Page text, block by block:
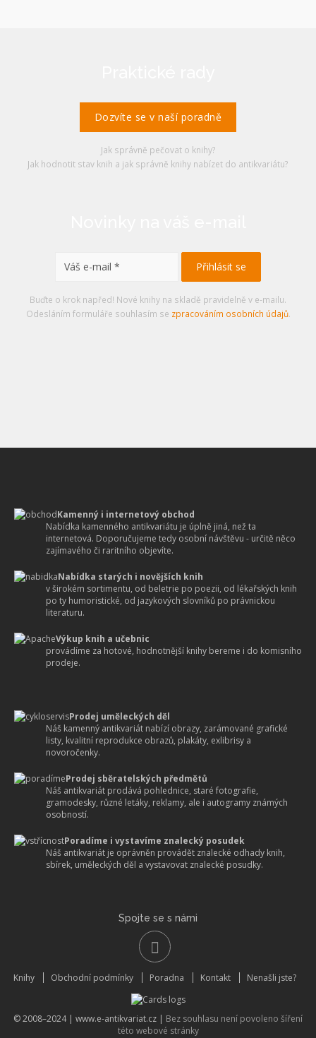
Dozvíte se v naší poradně
Jak správně pečovat o knihy?
Jak hodnotit stav knih a jak správně knihy nabízet do antikvariátu?
Buďte o krok napřed! Nové knihy na skladě pravidelně v e-mailu.
Odesláním formuláře souhlasím se zpracováním osobních údajů.
Kamenný i internetový obchod
Nabídka kamenného antikvariátu je úplně jiná, než ta
internetová. Doporučujeme tedy osobní návštěvu - určitě něco
zajímavého či raritního objevíte.
Nabídka starých i novějších knih
v širokém sortimentu, od beletrie po poezii, od lékařských knih
po ty humoristické, od jazykových slovníků po právnickou
literaturu.
Výkup knih a učebnic
provádíme za hotové, hodnotnější knihy bereme i do komisního
prodeje.
Prodej uměleckých děl
Náš kamenný antikvariát nabízí obrazy, zarámované grafické
listy, kvalitní reprodukce obrazů, plakáty, exlibrisy a
novoročenky.
Prodej sběratelských předmětů
Náš antikvariát prodává pohlednice, staré fotografie,
gramodesky, různé letáky, reklamy, ale i autogramy známých
osobností.
Poradíme i vystavíme znalecký posudek
Náš antikvariát je oprávněn provádět znalecké odhady knih,
sbírek, uměleckých děl a vystavovat znalecké posudky.
Spojte se s námi
Knihy Obchodní podmínky Poradna Kontakt Nenašli jste?
© 2008–2024 | www.e-antikvariat.cz | Bez souhlasu není povoleno šíření
této webové stránky